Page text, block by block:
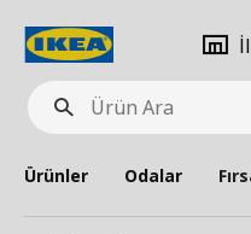
Ürün
Ara
Ürünler Odalar